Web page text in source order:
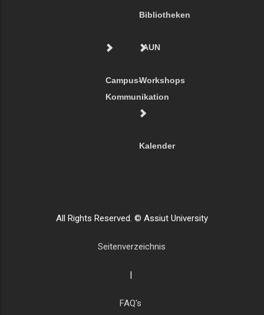
Bibliotheken
Campus-
Kommunikation
AUN
Workshops
Kalender
All Rights Reserved. © Assiut University
Seitenverzeichnis
|
FAQ's